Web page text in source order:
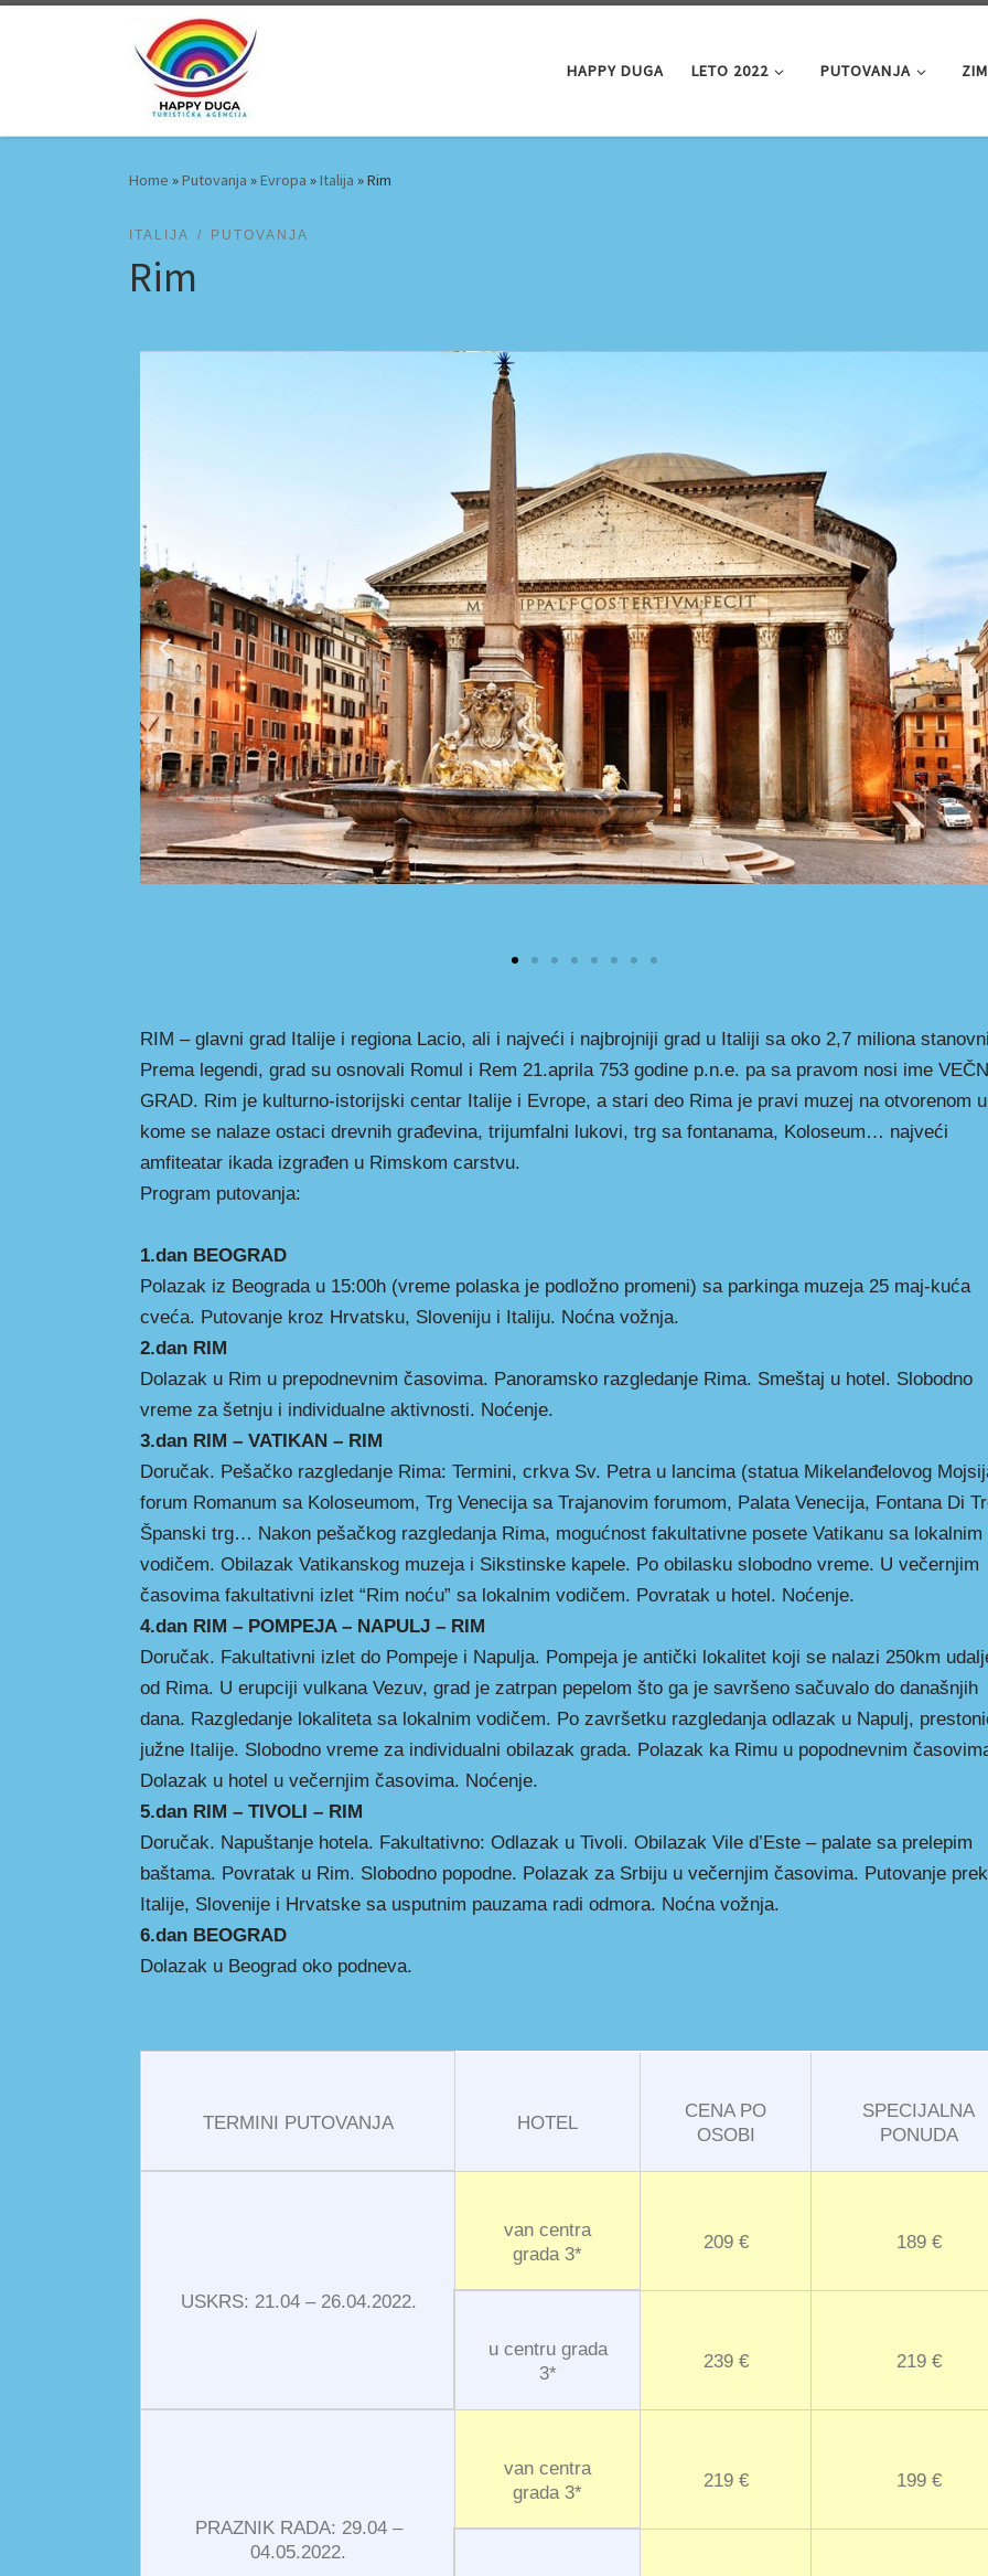
HAPPY DUGA LETO 2022 PUTOVANJA
Home »Putovanja »Evropa »Italija »Rim
ITALIJA PUTOVANJA
Rim
RIM – glavni grad Italije i regiona Lacio, ali i najveći i najbrojniji grad u Italiji sa oko 2,7 miliona
Prema legendi, grad su osnovali Romul i Rem 21.aprila 753 godine p.n.e. pa sa pravom nosi ime
GRAD. Rim je kulturno-istorijski centar Italije i Evrope, a stari deo Rima je pravi muzej na otvorenom u
kome se nalaze ostaci drevnih građevina, trijumfalni lukovi, trg sa fontanama, Koloseum… najveći
amfiteatar ikada izgrađen u Rimskom carstvu.
Program putovanja:
1.dan BEOGRAD
Polazak iz Beograda u 15:00h (vreme polaska je podložno promeni) sa parkinga muzeja 25 maj-kuća
cveća. Putovanje kroz Hrvatsku, Sloveniju i Italiju. Noćna vožnja.
2.dan RIM
Dolazak u Rim u prepodnevnim časovima. Panoramsko razgledanje Rima. Smeštaj u hotel. Slobodno
vreme za šetnju i individualne aktivnosti. Noćenje.
3.dan RIM – VATIKAN – RIM
Doručak. Pešačko razgledanje Rima: Termini, crkva Sv. Petra u lancima (statua Mikelanđelovog
forum Romanum sa Koloseumom, Trg Venecija sa Trajanovim forumom, Palata Venecija, Fontana Di
Španski trg… Nakon pešačkog razgledanja Rima, mogućnost fakultativne posete Vatikanu sa lokalnim
vodičem. Obilazak Vatikanskog muzeja i Sikstinske kapele. Po obilasku slobodno vreme. U večernjim
časovima fakultativni izlet “Rim noću” sa lokalnim vodičem. Povratak u hotel. Noćenje.
4.dan RIM – POMPEJA – NAPULJ – RIM
Doručak. Fakultativni izlet do Pompeje i Napulja. Pompeja je antički lokalitet koji se nalazi 250km
od Rima. U erupciji vulkana Vezuv, grad je zatrpan pepelom što ga je savršeno sačuvalo do današnjih
dana. Razgledanje lokaliteta sa lokalnim vodičem. Po završetku razgledanja odlazak u Napulj,
južne Italije. Slobodno vreme za individualni obilazak grada. Polazak ka Rimu u popodnevnim
Dolazak u hotel u večernjim časovima. Noćenje.
5.dan RIM – TIVOLI – RIM
Doručak. Napuštanje hotela. Fakultativno: Odlazak u Tivoli. Obilazak Vile d’Este – palate sa prelepim
baštama. Povratak u Rim. Slobodno popodne. Polazak za Srbiju u večernjim časovima. Putovanje
Italije, Slovenije i Hrvatske sa usputnim pauzama radi odmora. Noćna vožnja.
6.dan BEOGRAD
Dolazak u Beograd oko podneva.
TERMINI PUTOVANJA HOTEL
CENA PO
OSOBI
SPECIJALNA
PONUDA
USKRS: 21.04 – 26.04.2022.
van centra
grada 3*
209 € 189 €
u centru grada
3*
239 € 219 €
PRAZNIK RADA: 29.04 –
04.05.2022.
van centra
grada 3*
219 € 199 €